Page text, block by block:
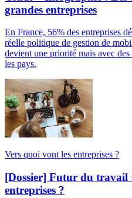
grandes entreprises
En France, 56% des entreprises
réelle politique de gestion de
devient une priorité mais avec
les pays.
Vers quoi vont les entreprises ?
[Dossier] Futur du travail
entreprises ?